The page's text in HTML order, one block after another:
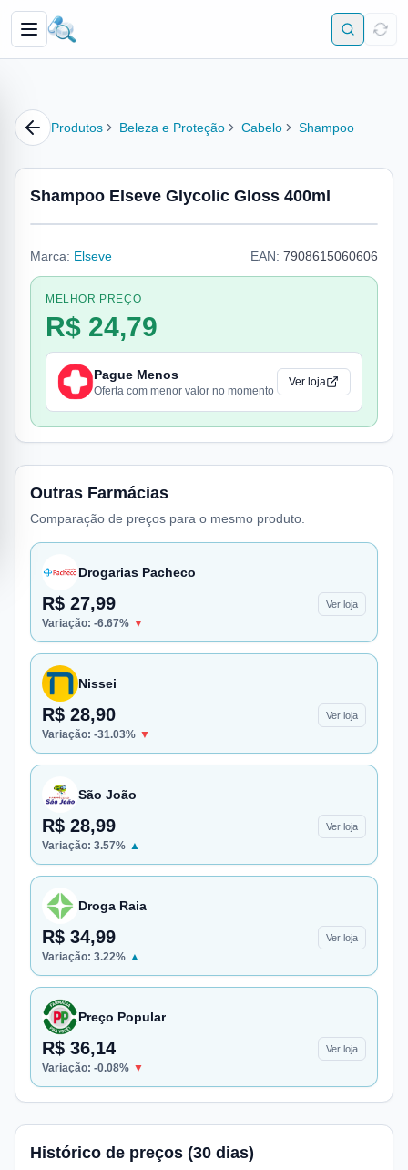
Produtos Beleza e Proteção Cabelo Shampoo
Shampoo Elseve Glycolic Gloss 400ml
Marca: Elseve EAN: 7908615060606
MELHOR PREÇO
R$ 24,79
Pague Menos
Oferta com menor valor no momento
Ver loja
Outras Farmácias
Comparação de preços para o mesmo produto.
Drogarias Pacheco
R$ 27,99 Ver loja
Variação: -6.67% ▼
Nissei
R$ 28,90 Ver loja
Variação: -31.03% ▼
São João
R$ 28,99 Ver loja
Variação: 3.57% ▲
Droga Raia
R$ 34,99 Ver loja
Variação: 3.22% ▲
Preço Popular
R$ 36,14 Ver loja
Variação: -0.08% ▼
Histórico de preços (30 dias)